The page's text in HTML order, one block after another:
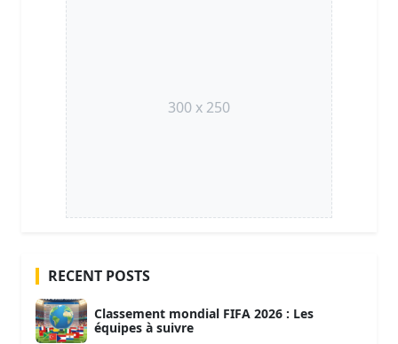
300 x 250
RECENT POSTS
Classement mondial FIFA 2026 : Les
équipes à suivre